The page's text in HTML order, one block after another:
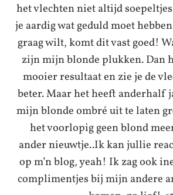
het vlechten niet altijd
je aardig wat geduld moet
graag wilt, komt dit vast goed!
zijn mijn blonde plukken. Dan
mooier resultaat en zie je de
beter. Maar het heeft anderhalf
mijn blonde ombré uit te laten
het voorlopig geen blond
ander nieuwtje..Ik kan jullie
op m’n blog, yeah! Ik zag ook
complimentjes bij mijn andere